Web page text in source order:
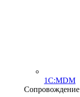
1С:MDM
Сопровождение